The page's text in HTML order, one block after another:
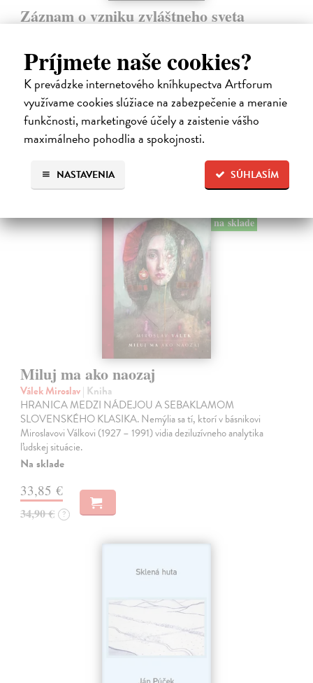
Príjmete naše cookies?
K prevádzke internetového kníhkupectva Artforum
využívame cookies slúžiace na zabezpečenie a meranie
funkčnosti, marketingové účely a zaistenie vášho
maximálneho pohodlia a spokojnosti.
SÚHLASÍM
NASTAVENIA
Záznam o vzniku zvláštneho sveta
Básničky pre domáce paničky, Večný pocit nedele a Dom, vydáva
slovenská poetka Mirka Ábelová novú básnickú zbierku. Záznam o
vzniku zvláštneho…
Na sklade
14,31 €
na sklade
Miluj ma ako naozaj
Válek Miroslav| Kniha
HRANICA MEDZI NÁDEJOU A SEBAKLAMOM
SLOVENSKÉHO KLASIKA. Nemýlia sa tí, ktorí v básnikovi
Miroslavovi Válkovi (1927 – 1991) vidia deziluzívneho analytika
ľudskej situácie.
Na sklade
33,85 €
34,90 € ?